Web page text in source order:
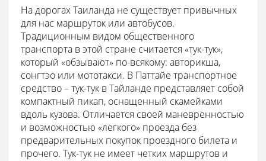
На дорогах Таиланда не существует привычных
для нас маршруток или автобусов.
Традиционным видом общественного
транспорта в этой стране считается «тук-тук»,
который «обзывают» по-всякому: авторикша,
сонгтэо или мототакси. В Паттайе транспортное
средство – тук-тук в Тайланде представляет собой
компактный пикап, оснащенный скамейками
вдоль кузова. Отличается своей маневренностью
и возможностью «легкого» проезда без
предварительных покупок проездного билета и
прочего. Тук-тук не имеет четких маршрутов и